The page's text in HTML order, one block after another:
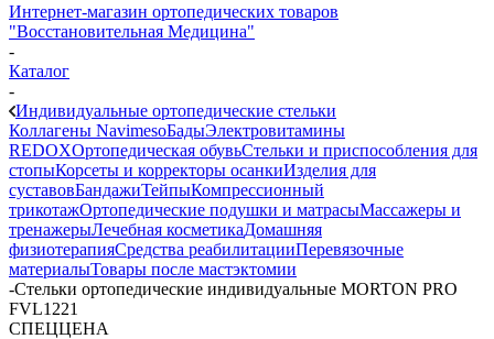
Интернет-магазин ортопедических товаров
"Восстановительная Медицина"
-
Каталог
-
Индивидуальные ортопедические стельки
Коллагены NavimesoБадыЭлектровитамины
REDOXОртопедическая обувьСтельки и приспособления для
стопыКорсеты и корректоры осанкиИзделия для
суставовБандажиТейпыКомпрессионный
трикотажОртопедические подушки и матрасыМассажеры и
тренажерыЛечебная косметикаДомашняя
физиотерапияСредства реабилитацииПеревязочные
материалыТовары после мастэктомии
-Стельки ортопедические индивидуальные MORTON PRO
FVL1221
СПЕЦЦЕНА